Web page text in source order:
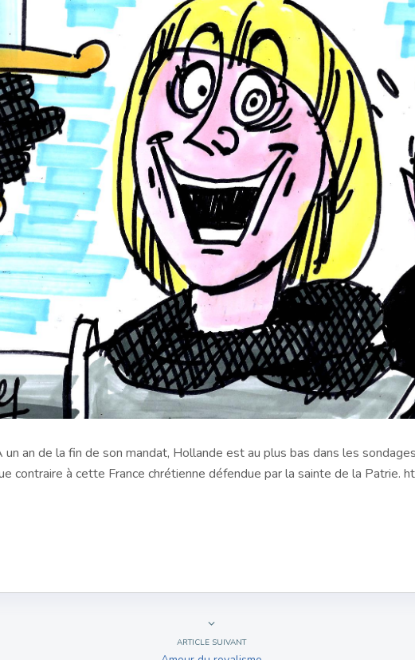
un an de la fin de son mandat, Hollande est au plus bas dans les
contraire à cette France chrétienne défendue par la sainte de la Patrie.
ARTICLE SUIVANT